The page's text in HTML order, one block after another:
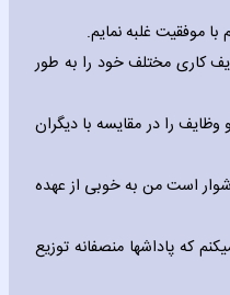
موفقیت غلبه نمایم.
کاری مختلف خود را به طور
را در مقایسه با دیگران
است من به خوبی از عهده
که پاداشها منصفانه توزیع